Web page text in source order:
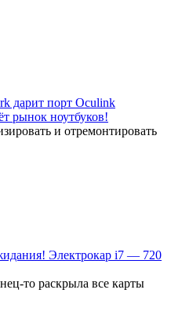
дарит порт Oculink
рынок ноутбуков!
и отремонтировать
Электрокар i7 — 720
то раскрыла все карты